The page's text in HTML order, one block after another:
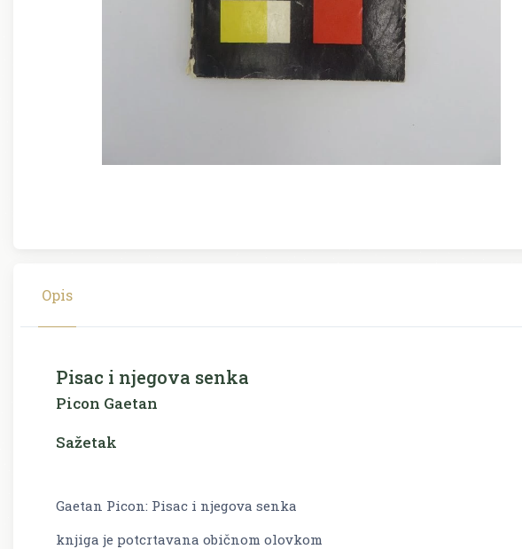
Opis
Pisac i njegova senka
Picon Gaetan
Sažetak
Gaetan Picon: Pisac i njegova senka
knjiga je potcrtavana običnom olovkom